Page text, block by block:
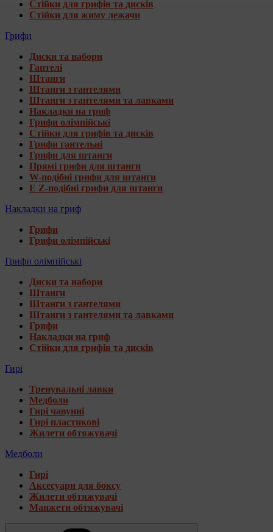
Стійки для грифів та дисків
Стійки для жиму лежачи
Грифи
Диски та набори
Гантелі
Штанги
Штанги з гантелями
Штанги з гантелями та лавками
Накладки на гриф
Грифи олімпійські
Стійки для грифів та дисків
Грифи гантельні
Грифи для штанги
Прямі грифи для штанги
W-подібні грифи для штанги
E Z-подібні грифи для штанги
Накладки на гриф
Грифи
Грифи олімпійські
Грифи олімпійські
Диски та набори
Штанги
Штанги з гантелями
Штанги з гантелями та лавками
Грифи
Накладки на гриф
Стійки для грифів та дисків
Гирі
Тренувальні лавки
Медболи
Гирі чавунні
Гирі пластикові
Жилети обтяжувачі
Медболи
Гирі
Аксесуари для боксу
Жилети обтяжувачі
Манжети обтяжувачі